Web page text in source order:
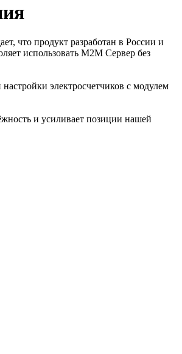
что продукт разработан в России и
использовать М2М Сервер без
электросчетчиков с модулем
и усиливает позиции нашей